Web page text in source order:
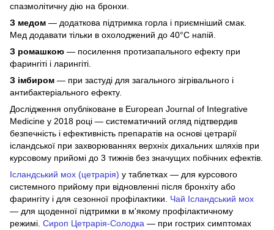
спазмолітичну дію на бронхи.
З медом — додаткова підтримка горла і приємніший смак.
Мед додавати тільки в охолоджений до 40°C напій.
З ромашкою — посилення протизапального ефекту при
фарингіті і ларингіті.
З імбиром — при застуді для загального зігрівального і
антибактеріального ефекту.
Дослідження опубліковане в European Journal of Integrative
Medicine у 2018 році — систематичний огляд підтвердив
безпечність і ефективність препаратів на основі цетрарії
ісландської при захворюваннях верхніх дихальних шляхів при
курсовому прийомі до 3 тижнів без значущих побічних ефектів.
Ісландський мох (цетрарія) у таблетках — для курсового
системного прийому при відновленні після бронхіту або
фарингіту і для сезонної профілактики. Чай Ісландський мох
— для щоденної підтримки в м'якому профілактичному
режимі. Сироп Цетрарія-Солодка — при гострих симптомах